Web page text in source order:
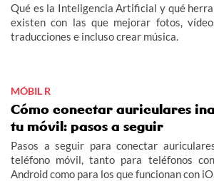
Qué es la Inteligencia Artificial y qué
existen con las que mejorar fotos,
traducciones e incluso crear música.
MÓBIL R
Cómo conectar auriculares
tu móvil: pasos a seguir
Pasos a seguir para conectar
teléfono móvil, tanto para teléfonos
Android como para los que funcionan con